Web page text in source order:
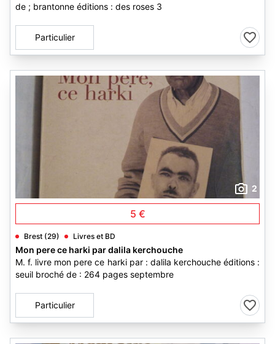
de ; brantonne éditions : des roses 3
Particulier
2
5 €
Brest (29) Livres et BD
Mon pere ce harki par dalila kerchouche
M. f. livre mon pere ce harki par : dalila kerchouche éditions :
seuil broché de : 264 pages septembre
Particulier